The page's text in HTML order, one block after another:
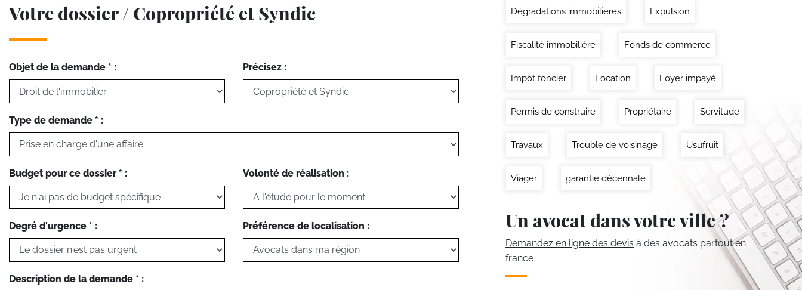
Votre dossier / Copropriété et Syndic
Objet de la demande * : Précisez :
Type de demande * :
Budget pour ce dossier * : Volonté de réalisation :
Degré d'urgence * : Préférence de localisation :
Description de la demande * :
Dégradations immobilières Expulsion
Fiscalité immobilière Fonds de commerce
Impôt foncier Location Loyer impayé
Permis de construire Propriétaire Servitude
Travaux Trouble de voisinage Usufruit
Viager garantie décennale
Un avocat dans votre ville ?
Demandez en ligne des devis à des avocats partout en
france